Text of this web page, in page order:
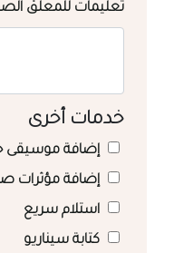
تعليمات للمعلق
خدمات أخرى
إضافة موسيقى
إضافة مؤثرات
استلام سريع
كتابة سيناريو